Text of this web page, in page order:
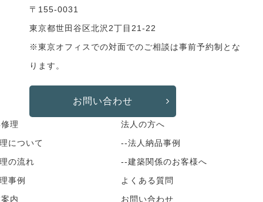
〒155-0031
東京都世田谷区北沢2丁目21-22
※東京オフィスでの対面でのご相談は事前予約制とな
ります。
お問い合わせ
理
について
の流れ
事例
内
法人の方へ
--法人納品事例
--建築関係のお客様へ
よくある質問
お問い合わせ